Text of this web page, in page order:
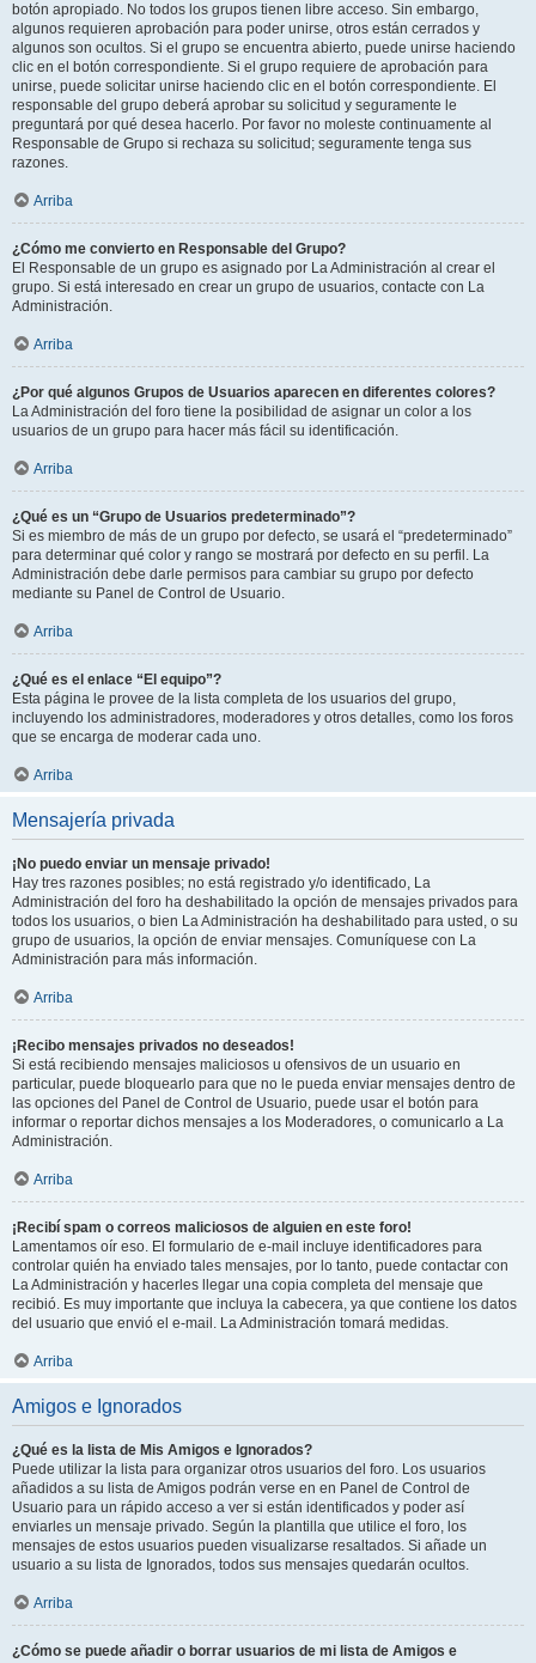
botón apropiado. No todos los grupos tienen libre acceso. Sin embargo,
algunos requieren aprobación para poder unirse, otros están cerrados y
algunos son ocultos. Si el grupo se encuentra abierto, puede unirse haciendo
clic en el botón correspondiente. Si el grupo requiere de aprobación para
unirse, puede solicitar unirse haciendo clic en el botón correspondiente. El
responsable del grupo deberá aprobar su solicitud y seguramente le
preguntará por qué desea hacerlo. Por favor no moleste continuamente al
Responsable de Grupo si rechaza su solicitud; seguramente tenga sus
razones.
Arriba
¿Cómo me convierto en Responsable del Grupo?
El Responsable de un grupo es asignado por La Administración al crear el
grupo. Si está interesado en crear un grupo de usuarios, contacte con La
Administración.
Arriba
¿Por qué algunos Grupos de Usuarios aparecen en diferentes colores?
La Administración del foro tiene la posibilidad de asignar un color a los
usuarios de un grupo para hacer más fácil su identificación.
Arriba
¿Qué es un “Grupo de Usuarios predeterminado”?
Si es miembro de más de un grupo por defecto, se usará el “predeterminado”
para determinar qué color y rango se mostrará por defecto en su perfil. La
Administración debe darle permisos para cambiar su grupo por defecto
mediante su Panel de Control de Usuario.
Arriba
¿Qué es el enlace “El equipo”?
Esta página le provee de la lista completa de los usuarios del grupo,
incluyendo los administradores, moderadores y otros detalles, como los foros
que se encarga de moderar cada uno.
Arriba
Mensajería privada
¡No puedo enviar un mensaje privado!
Hay tres razones posibles; no está registrado y/o identificado, La
Administración del foro ha deshabilitado la opción de mensajes privados para
todos los usuarios, o bien La Administración ha deshabilitado para usted, o su
grupo de usuarios, la opción de enviar mensajes. Comuníquese con La
Administración para más información.
Arriba
¡Recibo mensajes privados no deseados!
Si está recibiendo mensajes maliciosos u ofensivos de un usuario en
particular, puede bloquearlo para que no le pueda enviar mensajes dentro de
las opciones del Panel de Control de Usuario, puede usar el botón para
informar o reportar dichos mensajes a los Moderadores, o comunicarlo a La
Administración.
Arriba
¡Recibí spam o correos maliciosos de alguien en este foro!
Lamentamos oír eso. El formulario de e-mail incluye identificadores para
controlar quién ha enviado tales mensajes, por lo tanto, puede contactar con
La Administración y hacerles llegar una copia completa del mensaje que
recibió. Es muy importante que incluya la cabecera, ya que contiene los datos
del usuario que envió el e-mail. La Administración tomará medidas.
Arriba
Amigos e Ignorados
¿Qué es la lista de Mis Amigos e Ignorados?
Puede utilizar la lista para organizar otros usuarios del foro. Los usuarios
añadidos a su lista de Amigos podrán verse en en Panel de Control de
Usuario para un rápido acceso a ver si están identificados y poder así
enviarles un mensaje privado. Según la plantilla que utilice el foro, los
mensajes de estos usuarios pueden visualizarse resaltados. Si añade un
usuario a su lista de Ignorados, todos sus mensajes quedarán ocultos.
Arriba
¿Cómo se puede añadir o borrar usuarios de mi lista de Amigos e